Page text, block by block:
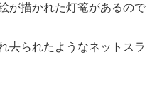
が描かれた灯篭があるので
去られたようなネットスラ